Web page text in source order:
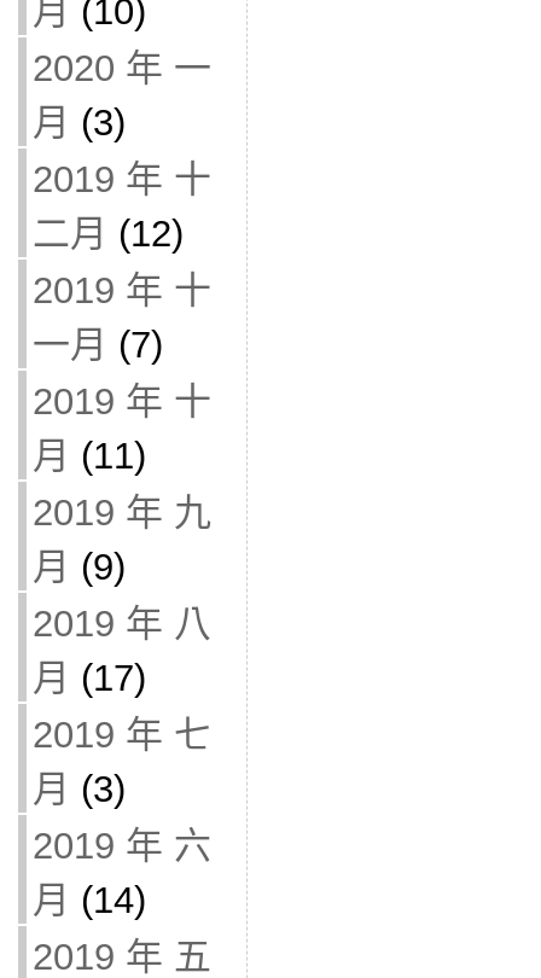
月 (10)
2020 年 一
月 (3)
2019 年 十
二月 (12)
2019 年 十
一月 (7)
2019 年 十
月 (11)
2019 年 九
月 (9)
2019 年 八
月 (17)
2019 年 七
月 (3)
2019 年 六
月 (14)
2019 年 五